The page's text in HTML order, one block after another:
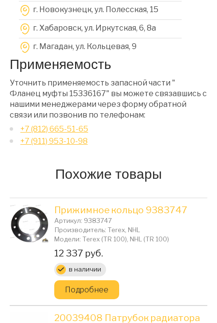
г. Новокузнецк, ул. Полесская, 15
г. Хабаровск, ул. Иркутская, 6, 8a
г. Магадан, ул. Кольцевая, 9
Применяемость
Уточнить применяемость запасной части "
Фланец муфты 15336167" вы можете связавшись с
нашими менеджерами через форму обратной
связи или позвонив по телефонам:
+7 (812) 665-51-65
+7 (911) 953-10-98
Похожие товары
Прижимное кольцо 9383747
Артикул: 9383747
Производитель: Terex, NHL
Модели: Terex (TR 100), NHL (TR 100)
Цена:
12 337 руб.
в наличии
Подробнее
20039408 Патрубок радиатора